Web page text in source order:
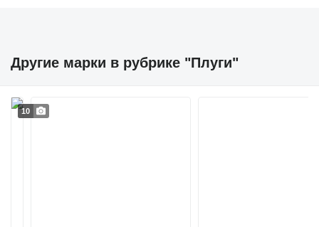
Другие марки в рубрике "Плуги"
10